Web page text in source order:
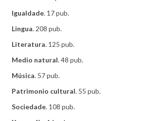
Igualdade. 17 pub.
Lingua. 208 pub.
Literatura. 125 pub.
Medio natural. 48 pub.
Música. 57 pub.
Patrimonio cultural. 55 pub.
Sociedade. 108 pub.